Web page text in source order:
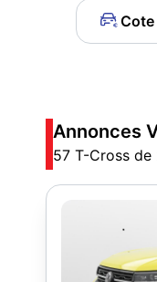
Cote
Annonces
57 T-Cross